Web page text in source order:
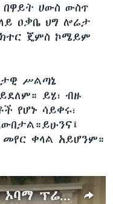
ሀውስ ውስጥ
ዐቃቤ ህግ ሎሬታ
ጄምስ ኮሜይም
ሥልጣኔ
ይሄ፣ ብዙ
የሆኑ ሳይቀሩ፣
ቀላል አይሆንም።
በጦር መሣሪያ ህግ የባራክ ኦባማ ፕሬዚደንታዊ ትዕዛዝ